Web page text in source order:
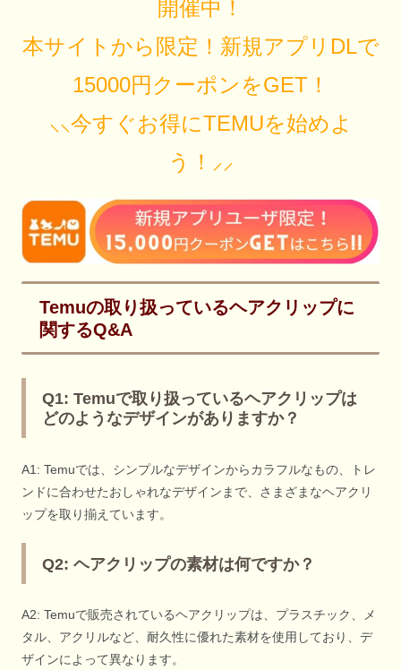
開催中！
本サイトから限定！新規アプリDLで
15000円クーポンをGET！
⸜⸜今すぐお得にTEMUを始めよ
う！⸝⸝
Temuの取り扱っているヘアクリップに
関するQ&A
Q1: Temuで取り扱っているヘアクリップは
どのようなデザインがありますか？
A1: Temuでは、シンプルなデザインからカラフルなもの、トレ
ンドに合わせたおしゃれなデザインまで、さまざまなヘアクリ
ップを取り揃えています。
Q2: ヘアクリップの素材は何ですか？
A2: Temuで販売されているヘアクリップは、プラスチック、メ
タル、アクリルなど、耐久性に優れた素材を使用しており、デ
ザインによって異なります。